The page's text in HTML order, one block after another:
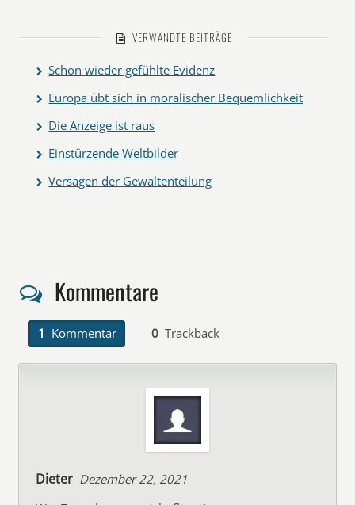
VERWANDTE BEITRÄGE
Schon wieder gefühlte Evidenz
Europa übt sich in moralischer Bequemlichkeit
Die Anzeige ist raus
Einstürzende Weltbilder
Versagen der Gewaltenteilung
Kommentare
1 Kommentar 0 Trackback
Dieter Dezember 22, 2021